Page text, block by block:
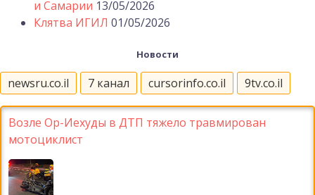
и Самарии 13/05/2026
Клятва ИГИЛ 01/05/2026
Новости
newsru.co.il 7 канал cursorinfo.co.il 9tv.co.il
Возле Ор-Иехуды в ДТП тяжело травмирован
мотоциклист